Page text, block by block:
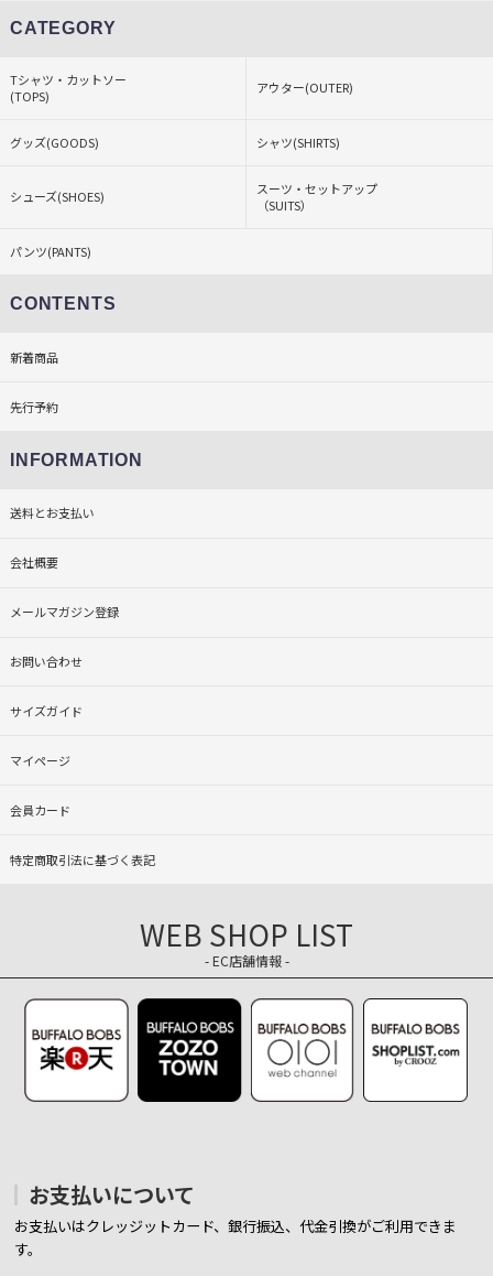
CATEGORY
Tシャツ・カットソー
(TOPS)
アウター(OUTER)
グッズ(GOODS) シャツ(SHIRTS)
シューズ(SHOES)
スーツ・セットアップ
（SUITS）
パンツ(PANTS)
CONTENTS
新着商品
先行予約
INFORMATION
送料とお支払い
会社概要
メールマガジン登録
お問い合わせ
サイズガイド
マイページ
会員カード
特定商取引法に基づく表記
WEB SHOP LIST
- EC店舗情報 -
お支払いについて
お支払いはクレッジットカード、銀行振込、代金引換がご利用できま
す。